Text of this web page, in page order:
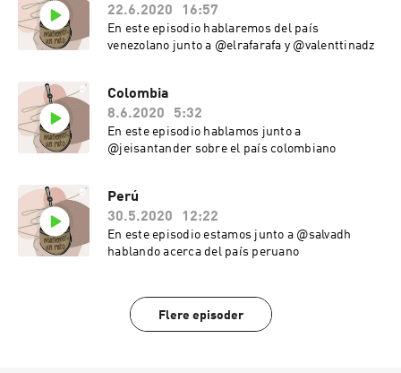
22.6.2020
16:57
En este episodio hablaremos del país
venezolano junto a @elrafarafa y @valenttinadz
Colombia
8.6.2020
5:32
En este episodio hablamos junto a
@jeisantander sobre el país colombiano
Perú
30.5.2020
12:22
En este episodio estamos junto a @salvadh
hablando acerca del país peruano
Flere episoder